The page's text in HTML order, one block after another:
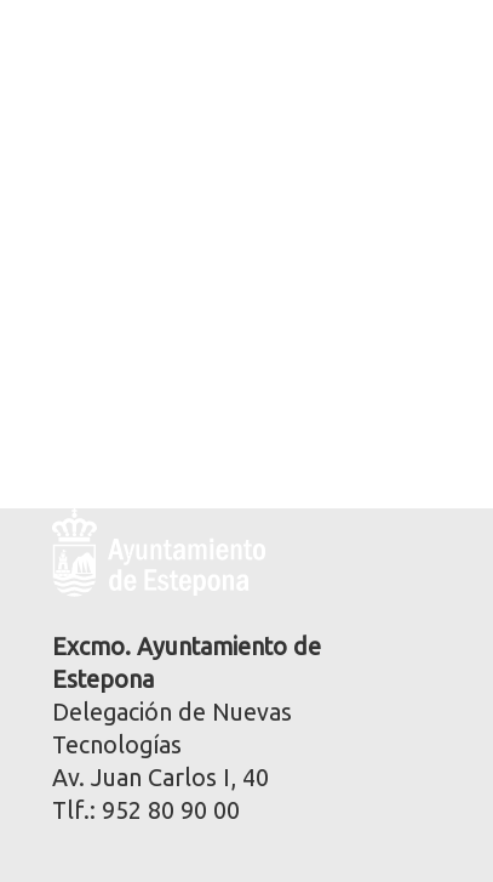
corporativa
Excmo. Ayuntamiento de
Estepona
Delegación de Nuevas
Tecnologías
Av. Juan Carlos I, 40
Tlf.: 952 80 90 00